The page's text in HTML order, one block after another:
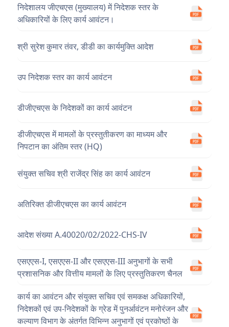
निदेशालय जीएचएस (मुख्यालय) में निदेशक स्तर के
अधिकारियों के लिए कार्य आवंटन।
श्री सुरेश कुमार तंवर, डीडी का कार्यमुक्ति आदेश
उप निदेशक स्तर का कार्य आवंटन
डीजीएचएस के निदेशकों का कार्य आवंटन
डीजीएचएस में मामलों के प्रस्तुतीकरण का माध्यम और
निपटान का अंतिम स्तर (HQ)
संयुक्त सचिव श्री राजेंद्र सिंह का कार्य आवंटन
अतिरिक्त डीजीएचएस का कार्य आवंटन
आदेश संख्या A.40020/02/2022-CHS-IV
एसएएस-I, एसएएस-II और एसएएस-III अनुभागों के सभी
प्रशासनिक और वित्तीय मामलों के लिए प्रस्तुतिकरण चैनल
कार्य का आवंटन और संयुक्त सचिव एवं समकक्ष अधिकारियों,
निदेशकों एवं उप-निदेशकों के ग्रेड में पुनर्आवंटन मनोरंजन और
कल्याण विभाग के अंतर्गत विभिन्न अनुभागों एवं प्रकोष्ठों के